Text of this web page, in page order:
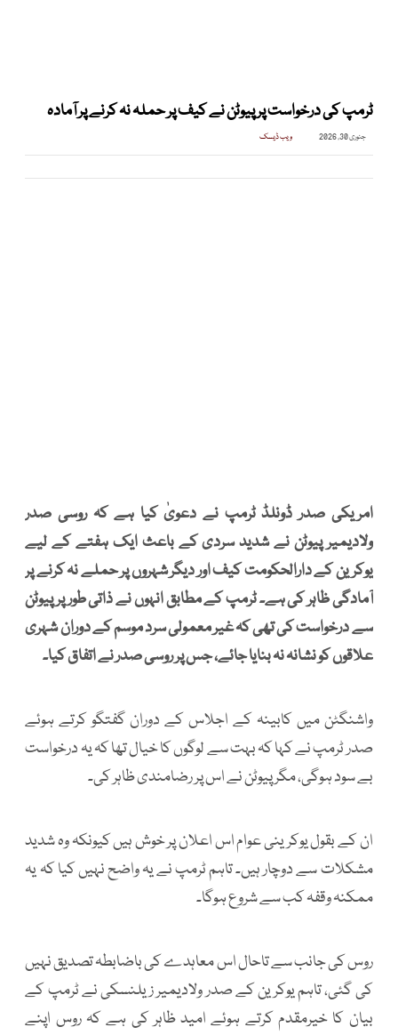
ٹرمپ کی درخواست پر پیوٹن نے کیف پر حملہ نہ کرنے پر آمادہ
جنوری 30, 2026 ویب ڈیسک
امریکی صدر ڈونلڈ ٹرمپ نے دعویٰ کیا ہے کہ روسی صدر
ولادیمیر پیوٹن نے شدید سردی کے باعث ایک ہفتے کے لیے
یوکرین کے دارالحکومت کیف اور دیگر شہروں پر حملے نہ کرنے پر
آمادگی ظاہر کی ہے۔ ٹرمپ کے مطابق انہوں نے ذاتی طور پر پیوٹن
سے درخواست کی تھی کہ غیر معمولی سرد موسم کے دوران شہری
علاقوں کو نشانہ نہ بنایا جائے، جس پر روسی صدر نے اتفاق کیا۔
واشنگٹن میں کابینہ کے اجلاس کے دوران گفتگو کرتے ہوئے
صدر ٹرمپ نے کہا کہ بہت سے لوگوں کا خیال تھا کہ یہ درخواست
بے سود ہوگی، مگر پیوٹن نے اس پر رضامندی ظاہر کی۔
ان کے بقول یوکرینی عوام اس اعلان پر خوش ہیں کیونکہ وہ شدید
مشکلات سے دوچار ہیں۔ تاہم ٹرمپ نے یہ واضح نہیں کیا کہ یہ
ممکنہ وقفہ کب سے شروع ہوگا۔
روس کی جانب سے تاحال اس معاہدے کی باضابطہ تصدیق نہیں
کی گئی، تاہم یوکرین کے صدر ولادیمیر زیلنسکی نے ٹرمپ کے
بیان کا خیرمقدم کرتے ہوئے امید ظاہر کی ہے کہ روس اپنے